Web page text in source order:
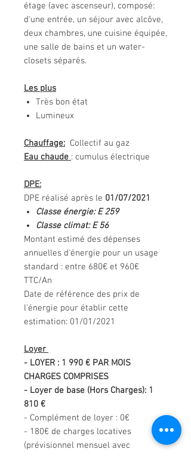
étage (avec ascenseur), composé:
d'une entrée, un séjour avec alcôve,
deux chambres, une cuisine équipée,
une salle de bains et un water-
closets séparés.
Les plus
Très bon état
Lumineux
Chauffage: Collectif au gaz
Eau chaude : cumulus électrique
DPE:
DPE réalisé après le 01/07/2021
Classe énergie: E 259
Classe climat: E 56
Montant estimé des dépenses
annuelles d'énergie pour un usage
standard : entre 680€ et 960€
TTC/An
Date de référence des prix de
l'énergie pour établir cette
estimation: 01/01/2021
Loyer
- LOYER : 1 990 € PAR MOIS
CHARGES COMPRISES
- Loyer de base (Hors Charges): 1
810 €
- Complément de loyer : 0€
- 180€ de charges locatives
(prévisionnel mensuel avec